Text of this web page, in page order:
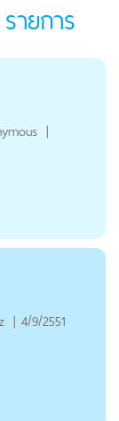
รายการ
|
| 4/9/2551